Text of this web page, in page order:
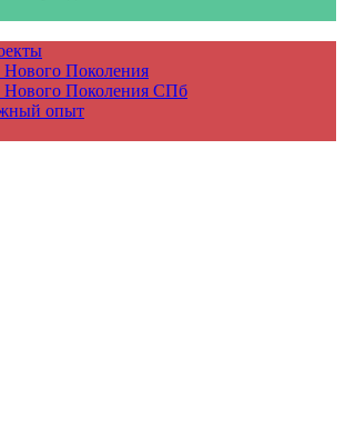
Поколения
Поколения СПб
опыт